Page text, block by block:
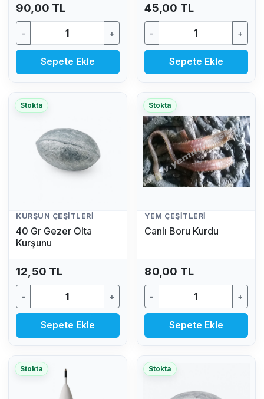
90,00 TL
- +
Sepete Ekle
45,00 TL
- +
Sepete Ekle
Stokta
KURŞUN ÇEŞITLERI
40 Gr Gezer Olta
Kurşunu
12,50 TL
- +
Sepete Ekle
Stokta
YEM ÇEŞITLERI
Canlı Boru Kurdu
80,00 TL
- +
Sepete Ekle
Stokta Stokta